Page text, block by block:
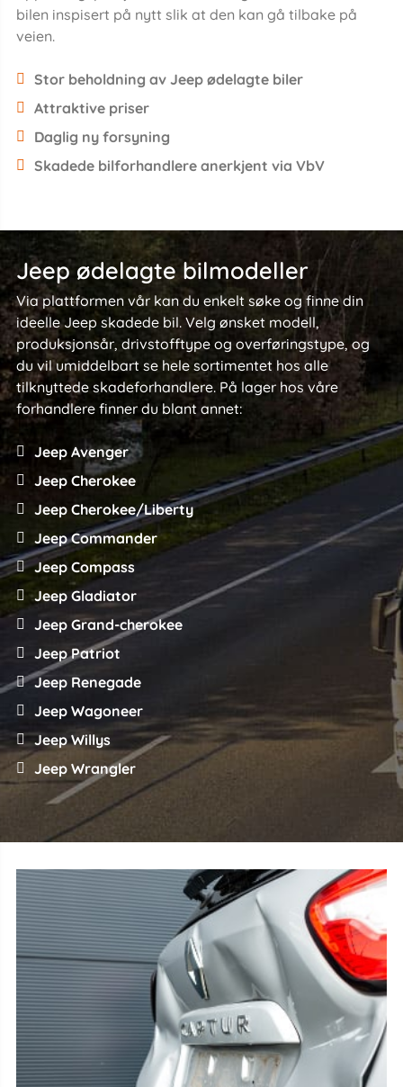
bilen inspisert på nytt slik at den kan gå tilbake på
veien.
Stor beholdning av Jeep ødelagte biler
Attraktive priser
Daglig ny forsyning
Skadede bilforhandlere anerkjent via VbV
Jeep ødelagte bilmodeller
Via plattformen vår kan du enkelt søke og finne din
ideelle Jeep skadede bil. Velg ønsket modell,
produksjonsår, drivstofftype og overføringstype, og
du vil umiddelbart se hele sortimentet hos alle
tilknyttede skadeforhandlere. På lager hos våre
forhandlere finner du blant annet:
Jeep Avenger
Jeep Cherokee
Jeep Cherokee/Liberty
Jeep Commander
Jeep Compass
Jeep Gladiator
Jeep Grand-cherokee
Jeep Patriot
Jeep Renegade
Jeep Wagoneer
Jeep Willys
Jeep Wrangler